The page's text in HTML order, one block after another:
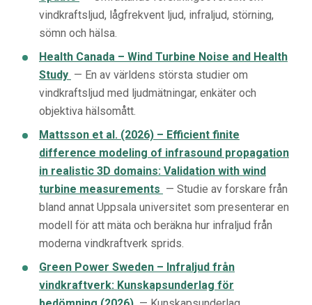
vindkraftsljud, lågfrekvent ljud, infraljud, störning,
sömn och hälsa.
Health Canada – Wind Turbine Noise and Health
Study — En av världens största studier om
vindkraftsljud med ljudmätningar, enkäter och
objektiva hälsomått.
Mattsson et al. (2026) – Efficient finite
difference modeling of infrasound propagation
in realistic 3D domains: Validation with wind
turbine measurements — Studie av forskare från
bland annat Uppsala universitet som presenterar en
modell för att mäta och beräkna hur infraljud från
moderna vindkraftverk sprids.
Green Power Sweden – Infraljud från
vindkraftverk: Kunskapsunderlag för